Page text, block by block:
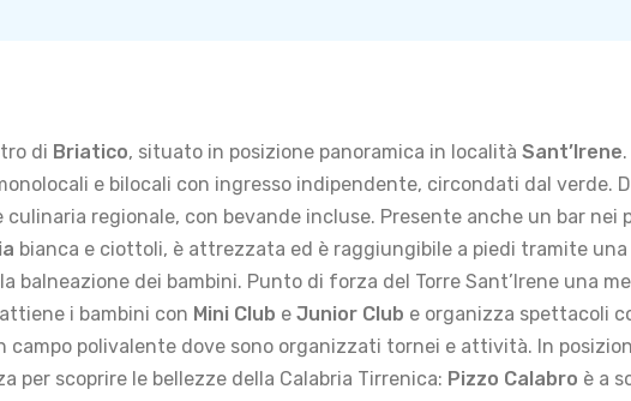
di Briatico, situato in posizione panoramica in località Sant’Irene
e bilocali con ingresso indipendente, circondati dal verde.
regionale, con bevande incluse. Presente anche un bar nei
bianca e ciottoli, è attrezzata ed è raggiungibile a piedi tramite
dei bambini. Punto di forza del Torre Sant’Irene una
i bambini con Mini Club e Junior Club e organizza spettacoli
polivalente dove sono organizzati tornei e attività. In
per scoprire le bellezze della Calabria Tirrenica: Pizzo Calabro è a